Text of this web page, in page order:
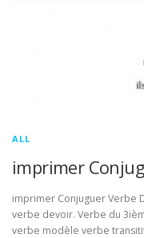
ALL
imprimer
imprimer Conjuguer Verbe
verbe devoir. Verbe du
verbe modèle verbe